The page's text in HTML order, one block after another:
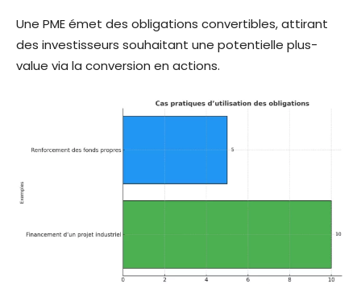
Une PME émet des obligations convertibles, attirant
des investisseurs souhaitant une potentielle plus-
value via la conversion en actions.